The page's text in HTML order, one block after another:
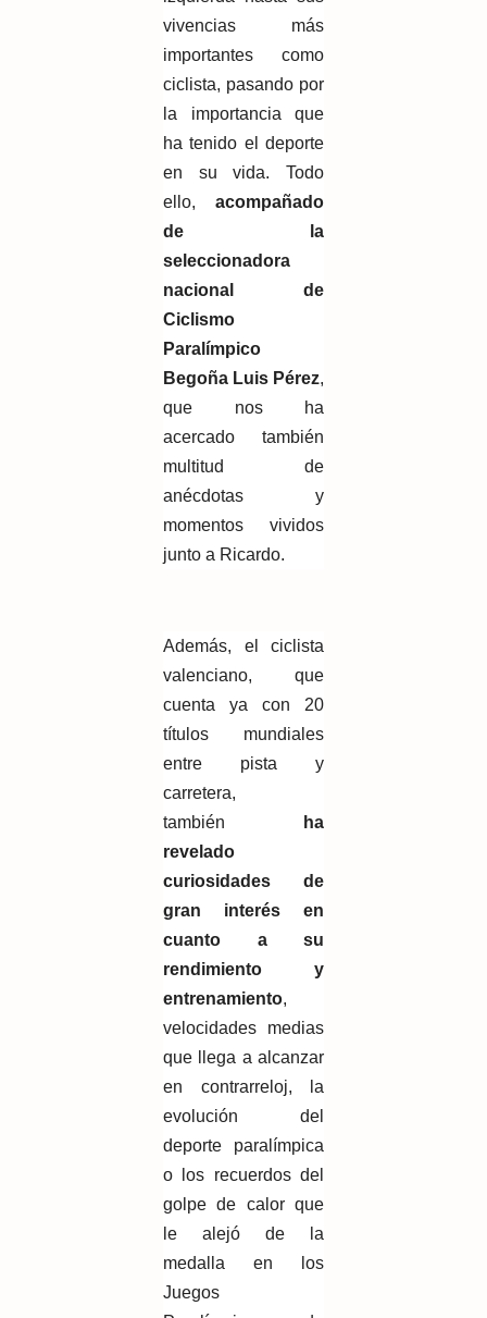
vivencias más
importantes como
ciclista, pasando por
la importancia que
ha tenido el deporte
en su vida. Todo
ello, acompañado
de la
seleccionadora
nacional de
Ciclismo
Paralímpico
Begoña Luis Pérez,
que nos ha
acercado también
multitud de
anécdotas y
momentos vividos
junto a Ricardo.
Además, el ciclista
valenciano, que
cuenta ya con 20
títulos mundiales
entre pista y
carretera,
también ha
revelado
curiosidades de
gran interés en
cuanto a su
rendimiento y
entrenamiento,
velocidades medias
que llega a alcanzar
en contrarreloj, la
evolución del
deporte paralímpica
o los recuerdos del
golpe de calor que
le alejó de la
medalla en los
Juegos